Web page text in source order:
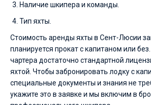
Наличие шкипера и команды.
Тип яхты.
Стоимость аренды яхты в Сент-Люсии
планируется прокат с капитаном или
чартера достаточно стандартной
яхтой. Чтобы забронировать лодку с
специальные документы и знания не
укажите это в заявке и мы включим в